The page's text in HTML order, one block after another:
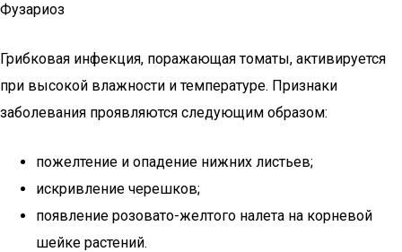
Фузариоз
Грибковая инфекция, поражающая томаты, активируется
при высокой влажности и температуре. Признаки
заболевания проявляются следующим образом:
пожелтение и опадение нижних листьев;
искривление черешков;
появление розовато-желтого налета на корневой
шейке растений.